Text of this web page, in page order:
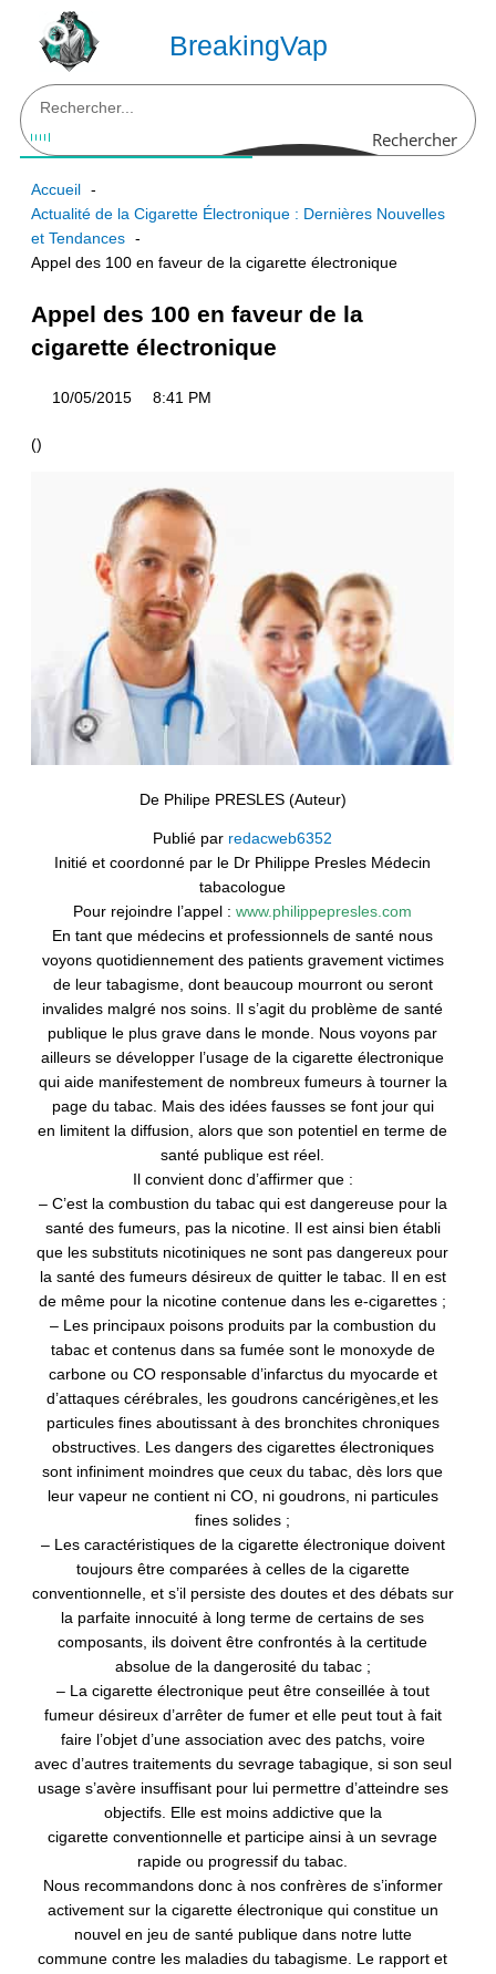
contenu
BreakingVap
Rechercher
Accueil
Actualité de la Cigarette Électronique : Dernières Nouvelles
et Tendances
Appel des 100 en faveur de la cigarette électronique
Appel des 100 en faveur de la
cigarette électronique
10/05/2015 8:41 PM
()
De Philipe PRESLES (Auteur)
Publié par redacweb6352
Initié et coordonné par le Dr Philippe Presles Médecin
tabacologue
Pour rejoindre l’appel : www.philippepresles.com
En tant que médecins et professionnels de santé nous
voyons quotidiennement des patients gravement victimes
de leur tabagisme, dont beaucoup mourront ou seront
invalides malgré nos soins. Il s’agit du problème de santé
publique le plus grave dans le monde. Nous voyons par
ailleurs se développer l’usage de la cigarette électronique
qui aide manifestement de nombreux fumeurs à tourner la
page du tabac. Mais des idées fausses se font jour qui
en limitent la diffusion, alors que son potentiel en terme de
santé publique est réel.
Il convient donc d’affirmer que :
– C’estla combustion du tabac qui est dangereuse pour la
santé des fumeurs, pas la nicotine. Il est ainsi bien établi
que les substituts nicotiniques ne sont pas dangereux pour
la santé des fumeurs désireux de quitter le tabac. Il en est
de même pour la nicotine contenue dans les e-cigarettes ;
– Lesprincipaux poisons produits par la combustion du
tabac et contenus dans sa fumée sont le monoxyde de
carbone ou CO responsable d’infarctus du myocarde et
d’attaques cérébrales, les goudrons cancérigènes,et les
particules fines aboutissant à des bronchites chroniques
obstructives. Les dangers des cigarettes électroniques
sont infiniment moindres que ceux du tabac, dès lors que
leur vapeur ne contient ni CO, ni goudrons, ni particules
fines solides ;
– Lescaractéristiques de la cigarette électronique doivent
toujours être comparées à celles de la cigarette
conventionnelle, et s’il persiste des doutes et des débats sur
la parfaite innocuité à long terme de certains de ses
composants, ils doivent être confrontés à la certitude
absolue de la dangerosité du tabac ;
– Lacigarette électronique peut être conseillée à tout
fumeur désireux d’arrêter de fumer et elle peut tout à fait
faire l’objet d’une association avec des patchs, voire
avec d’autres traitements du sevrage tabagique, si son seul
usage s’avère insuffisant pour lui permettre d’atteindre ses
objectifs. Elle est moins addictive que la
cigarette conventionnelle et participe ainsi à un sevrage
rapide ou progressif du tabac.
Nous recommandons donc à nos confrères de s’informer
activement sur la cigarette électronique qui constitue un
nouvel en jeu de santé publique dans notre lutte
commune contre les maladies du tabagisme. Le rapport et